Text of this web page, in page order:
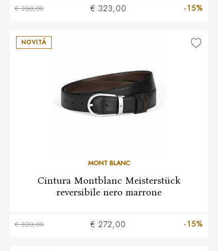
€ 380,00 € 323,00 -15%
NOVITÀ
MONT BLANC
Cintura Montblanc Meisterstück
reversibile nero marrone
€ 320,00 € 272,00 -15%